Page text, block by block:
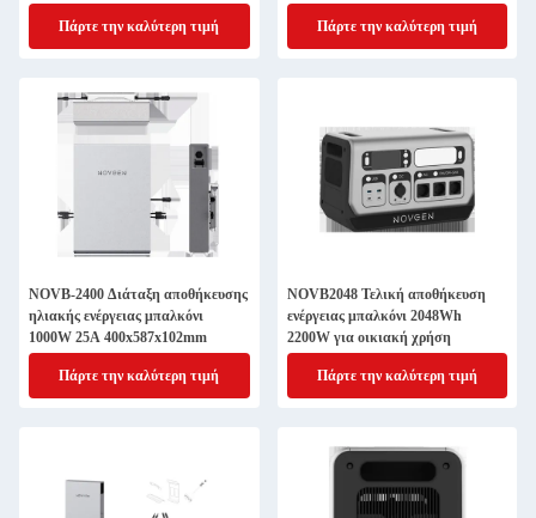
κατασκήνωσης σας
Πάρτε την καλύτερη τιμή
2048WH
Πάρτε την καλύτερη τιμή
NOVB-2400 Διάταξη αποθήκευσης
ηλιακής ενέργειας μπαλκόνι
1000W 25A 400x587x102mm
Πάρτε την καλύτερη τιμή
NOVB2048 Τελική αποθήκευση
ενέργειας μπαλκόνι 2048Wh
2200W για οικιακή χρήση
Πάρτε την καλύτερη τιμή